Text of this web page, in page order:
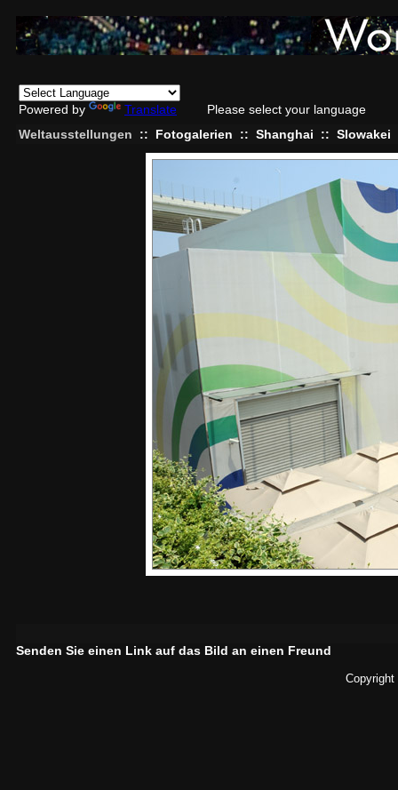
Powered by Translate
Please select your language
Weltausstellungen
:: Fotogalerien :: Shanghai :: Slowakei
Senden Sie einen Link auf das Bild an einen Freund